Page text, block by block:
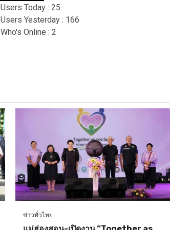
Users Today : 25
Users Yesterday : 166
Who's Online : 2
ข่าวทั่วไทย